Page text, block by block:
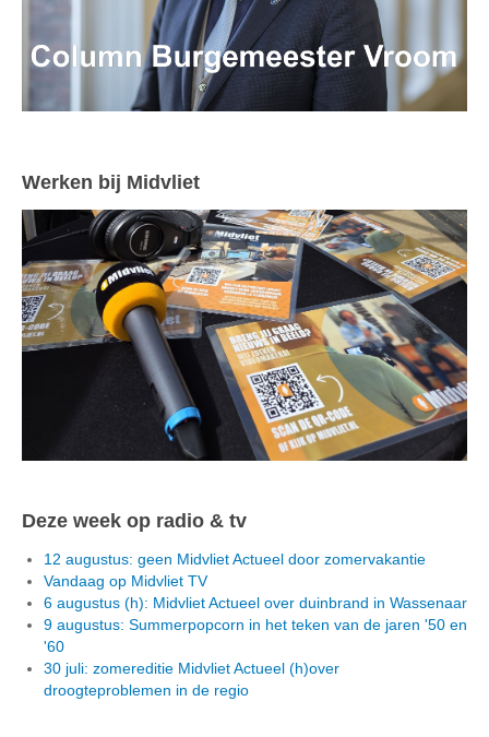
Werken bij Midvliet
Deze week op radio & tv
12 augustus: geen Midvliet Actueel door zomervakantie
Vandaag op Midvliet TV
6 augustus (h): Midvliet Actueel over duinbrand in Wassenaar
9 augustus: Summerpopcorn in het teken van de jaren '50 en
'60
30 juli: zomereditie Midvliet Actueel (h)over
droogteproblemen in de regio